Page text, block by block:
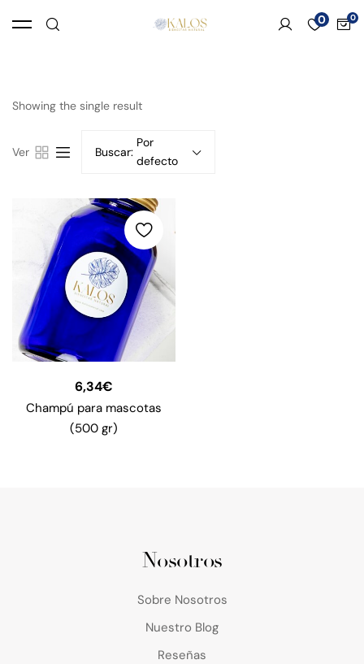
0
Showing the single result
Ver Buscar:
Por
defecto
6,34€
Champú para mascotas
(500 gr)
Nosotros
Sobre Nosotros
Nuestro Blog
Reseñas